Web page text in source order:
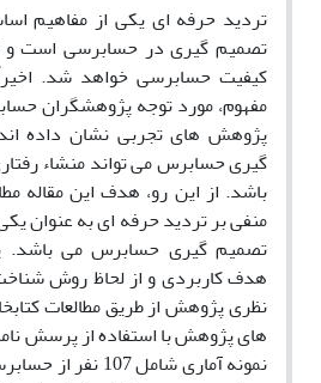
تردید حرفه ای یکی از مفاهیم
تصمیم گیری در حسابرسی است
کیفیت حسابرسی خواهد شد.
مفهوم، مورد توجه پژوهشگران
پژوهش های تجربی نشان داده
گیری حسابرس می­ تواند منشاء
باشد. از این رو، هدف این مقاله
منفی بر تردید حرفه ای به عنوان
تصمیم گیری حسابرس می باشد.
هدف کاربردی و از لحاظ روش
نظری پژوهش از طریق مطالعات
های پژوهش با استفاده از پرسش
نمونه آماری شامل